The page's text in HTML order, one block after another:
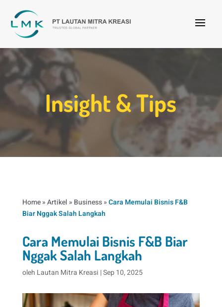
Insight & Tips
Home»Artikel » Business»Cara Memulai Bisnis F&B
Biar Nggak Salah Langkah
Cara Memulai Bisnis F&B Biar
Nggak Salah Langkah
oleh Lautan Mitra Kreasi |Sep 10, 2025